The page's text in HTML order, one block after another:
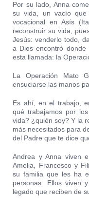
Por su lado, Anna
su vida, un vacío que
vocacional en Asís
reconstruir su vida,
Jesús: venderlo todo,
a Dios encontró
esta llamada: la
La Operación Mato
ensuciarse las manos
Es ahí, en el trabajo,
qué trabajamos por
vida? ¿quién soy? Y la
más necesitados para
del Padre que te dice
Andrea y Anna viven
Amelia, Francesco y
su familia que les ha
personas. Ellos viven
legado que reciben de